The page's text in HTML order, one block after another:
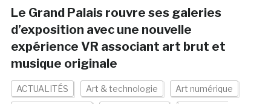
Le Grand Palais rouvre ses galeries
d’exposition avec une nouvelle
expérience VR associant art brut et
musique originale
ACTUALITÉS Art & technologie Art numérique